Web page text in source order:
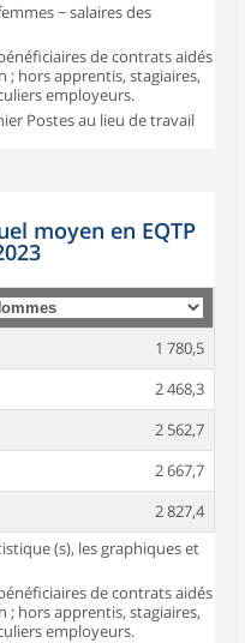
− salaires des
de contrats aidés
hors apprentis, stagiaires,
employeurs.
Postes au lieu de travail
moyen en EQTP
1 780,5
2 468,3
2 562,7
2 667,7
2 827,4
(s), les graphiques et
de contrats aidés
hors apprentis, stagiaires,
employeurs.